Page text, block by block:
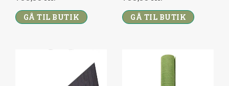
GÅ TIL BUTIK GÅ TIL BUTIK